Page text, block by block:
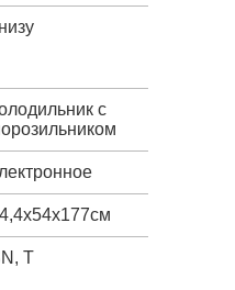
с
T